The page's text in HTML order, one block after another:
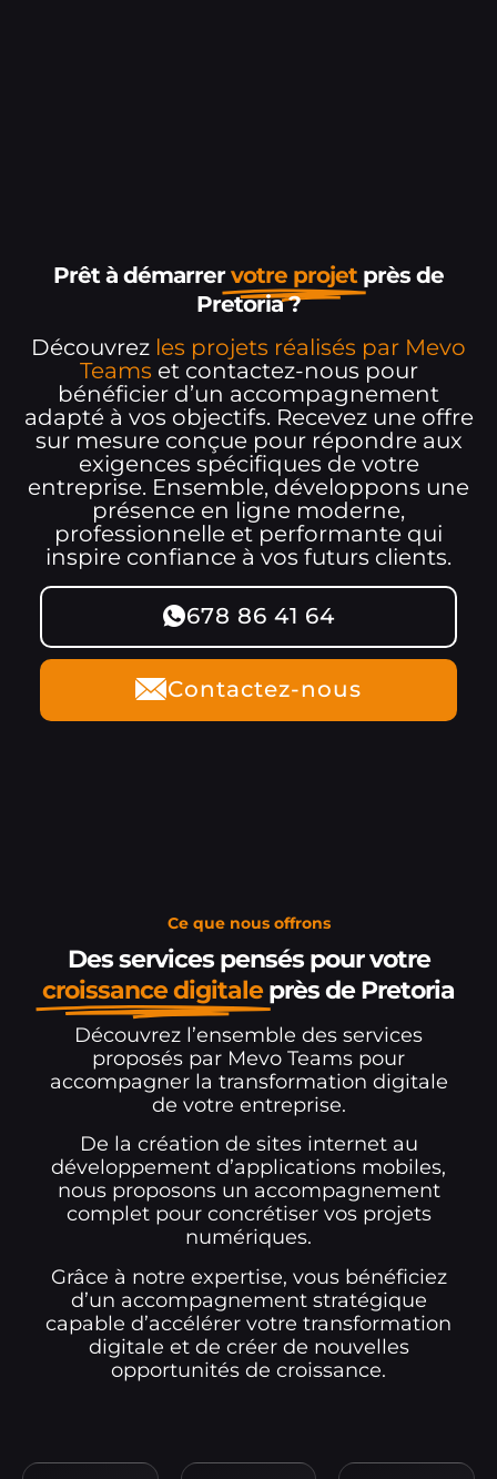
Prêt à démarrervotre projet près de
Pretoria ?
Découvrez les projets réalisés par Mevo
Teams et contactez-nous pour
bénéficier d’un accompagnement
adapté à vos objectifs. Recevez une offre
sur mesure conçue pour répondre aux
exigences spécifiques de votre
entreprise. Ensemble, développons une
présence en ligne moderne,
professionnelle et performante qui
inspire confiance à vos futurs clients.
678 86 41 64
Contactez-nous
Ce que nous offrons
Des services pensés pour votre
croissance digitale près de Pretoria
Découvrez l’ensemble des services
proposés par Mevo Teams pour
accompagner la transformation digitale
de votre entreprise.
De la création de sites internet au
développement d’applications mobiles,
nous proposons un accompagnement
complet pour concrétiser vos projets
numériques.
Grâce à notre expertise, vous bénéficiez
d’un accompagnement stratégique
capable d’accélérer votre transformation
digitale et de créer de nouvelles
opportunités de croissance.